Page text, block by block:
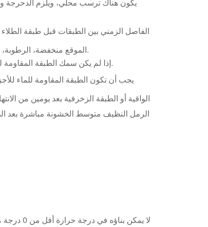
إذا لم يكن سمك الطبقة المقاومة للماء كافيا (خاصة بناء الواجهة)، فيمكن إضافة طبقة واحدة أو عدة طبقات.
يجب أن تكون الطبقة المقاومة للماء
الواقية أو الطبقة الزخرفية بعد يومين من
الرمل النظيف متوسط الخشونة مباشرة بعد
لا يمكن